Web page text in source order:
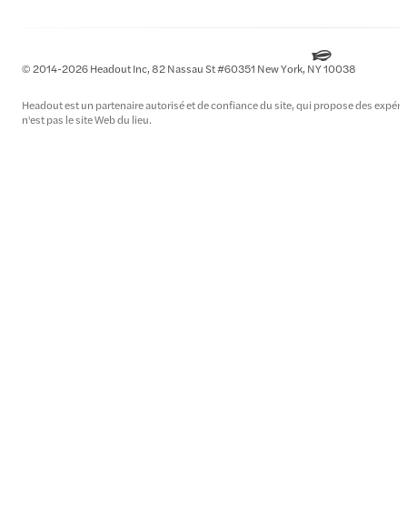
© 2014-2026 Headout Inc, 82 Nassau St #60351 New York, NY 10038
Headout est un partenaire autorisé et de confiance du site, qui propose des
n'est pas le site Web du lieu.